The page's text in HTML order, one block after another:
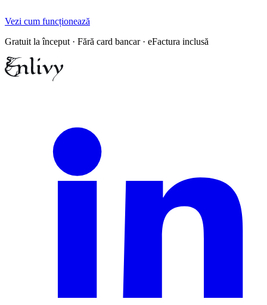
Vezi cum funcționează
Gratuit la început · Fără card bancar · eFactura inclusă